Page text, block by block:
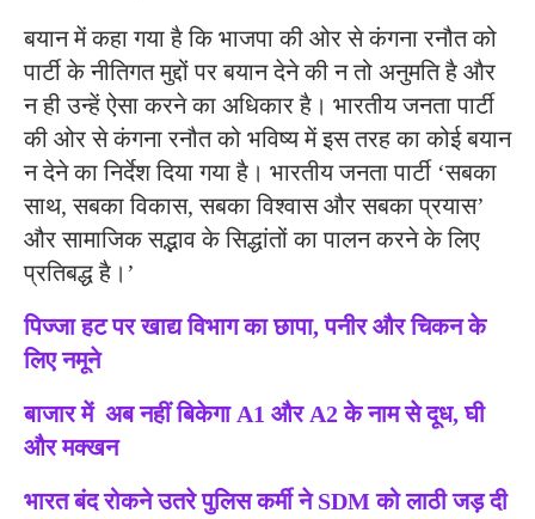
बयान में कहा गया है कि भाजपा की ओर से कंगना रनौत को
पार्टी के नीतिगत मुद्दों पर बयान देने की न तो अनुमति है और
न ही उन्हें ऐसा करने का अधिकार है। भारतीय जनता पार्टी
की ओर से कंगना रनौत को भविष्य में इस तरह का कोई बयान
न देने का निर्देश दिया गया है। भारतीय जनता पार्टी ‘सबका
साथ, सबका विकास, सबका विश्वास और सबका प्रयास’
और सामाजिक सद्भाव के सिद्धांतों का पालन करने के लिए
प्रतिबद्ध है।’
पिज्जा हट पर खाद्य विभाग का छापा, पनीर और चिकन के
लिए नमूने
बाजार में अब नहीं बिकेगा A1 और A2 के नाम से दूध, घी
और मक्खन
भारत बंद रोकने उतरे पुलिस कर्मी ने SDM को लाठी जड़ दी